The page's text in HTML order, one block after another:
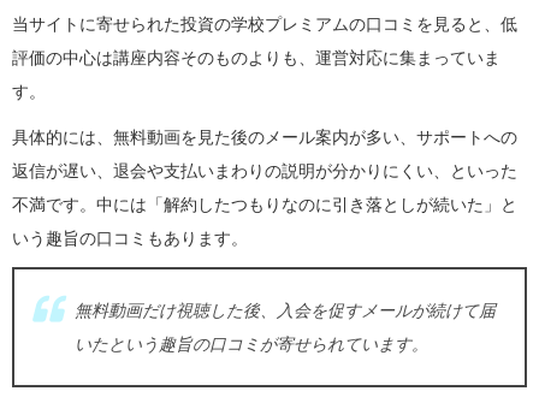
当サイトに寄せられた投資の学校プレミアムの口コミを見ると、低
評価の中心は講座内容そのものよりも、運営対応に集まっていま
す。
具体的には、無料動画を見た後のメール案内が多い、サポートへの
返信が遅い、退会や支払いまわりの説明が分かりにくい、といった
不満です。中には「解約したつもりなのに引き落としが続いた」と
いう趣旨の口コミもあります。
無料動画だけ視聴した後、入会を促すメールが続けて届
いたという趣旨の口コミが寄せられています。